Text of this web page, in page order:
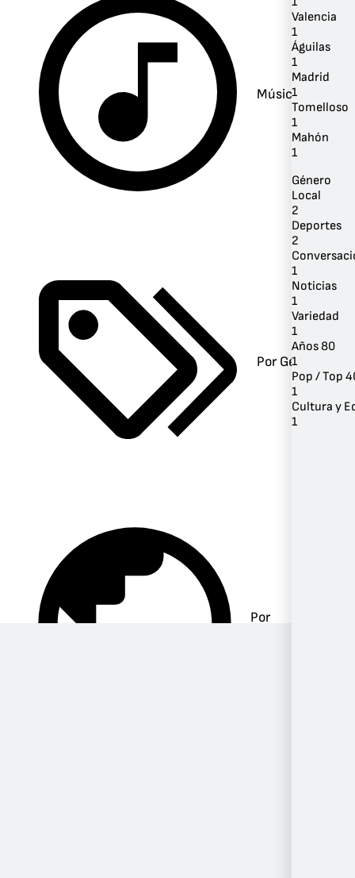
Música
Por Género
Por
Valencia
1
Águilas
1
Madrid
1
Tomelloso
1
Mahón
1
Género
Local
2
Deportes
2
1
Noticias
1
Variedad
1
Años 80
1
Pop / Top
1
Cultura y
1